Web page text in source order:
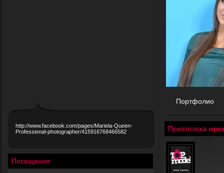
http://www.facebook.com/pages/Mariela-Queen-
Professional-photographer/415916768466582
Посещения
Портфолио
Приятелска